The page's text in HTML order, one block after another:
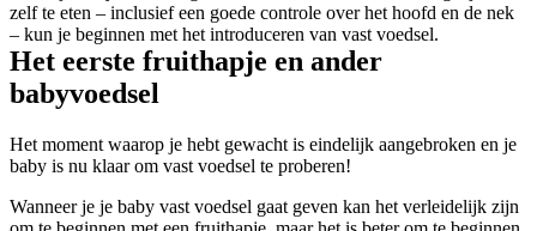
zelf te eten – inclusief een goede controle over het hoofd en de nek
– kun je beginnen met het introduceren van vast voedsel.
Het eerste fruithapje en ander
babyvoedsel
Het moment waarop je hebt gewacht is eindelijk aangebroken en je
baby is nu klaar om vast voedsel te proberen!
Wanneer je je baby vast voedsel gaat geven kan het verleidelijk zijn